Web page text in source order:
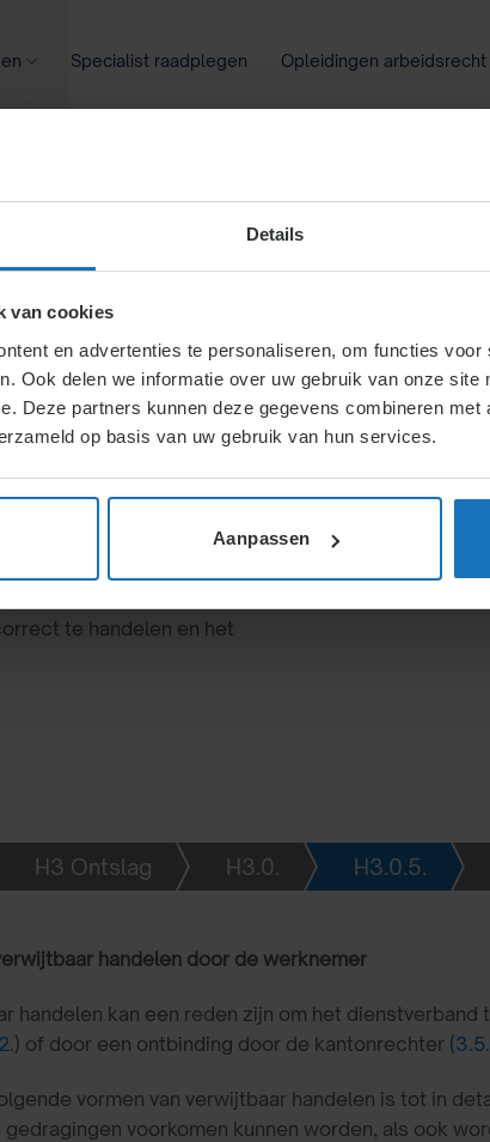
Details
van cookies
en advertenties te personaliseren, om functies voor
Ook delen we informatie over uw gebruik van onze site
Deze partners kunnen deze gegevens combineren met
op basis van uw gebruik van hun services.
Aanpassen
Specialist raadplegen Opleidingen arbeidsrecht
de
intimidatie, kan ontslag
Procedures
te handelen en het
H3 Ontslag H3.0. H3.0.5.
handelen door de werknemer
handelen kan een reden zijn om het
.) of door een ontbinding door de kantonrechter (3.5.
vormen van verwijtbaar handelen is tot in
voorkomen kunnen worden, als ook